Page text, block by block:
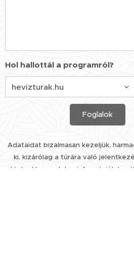
Hol hallottál a programról?
Foglalok
Adataidat bizalmasan kezeljük,
ki, kizárólag a túrára való
túrával kapcsolatos információk